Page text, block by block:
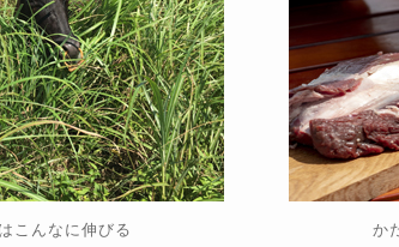
こんなに伸びる か